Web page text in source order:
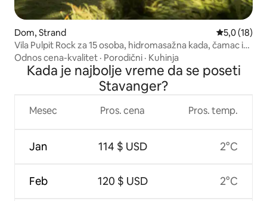
Dom, Strand Prosečna
5,0 (18)
Vila Pulpit Rock za 15 osoba, hidromasažna kada, čamac i
fjord
Odnos cena-kvalitet · Porodični · Kuhinja
Kada je najbolje vreme da se poseti
Stavanger?
Mesec
Jan
Feb
Pros. cena
114 $ USD
120 $ USD
Pros. temp.
2°C
2°C